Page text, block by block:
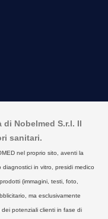
Nobelmed S.r.l. Il
sanitari.
nel proprio sito, aventi la
in vitro, presidi medico
(immagini, testi, foto,
ma esclusivamente
potenziali clienti in fase di